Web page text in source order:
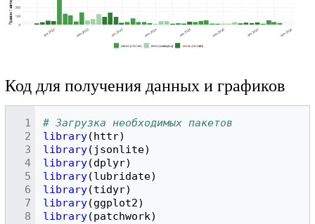
Код для получения данных и графиков
# Загрузка необходимых пакетов
library(httr)
library( jsonlite)
library(dplyr)
library(lubridate)
library(tidyr)
library(ggplot2)
library(patchwork)